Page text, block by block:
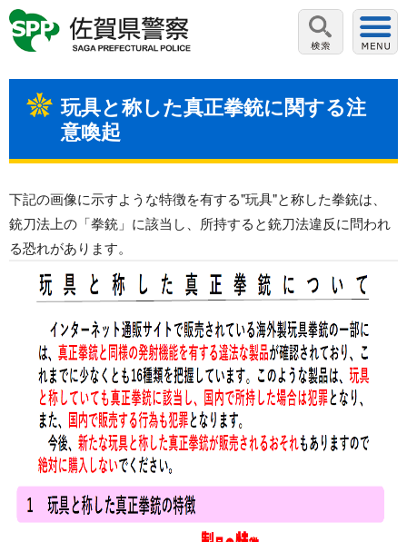
玩具と称した真正拳銃に関する注
意喚起
下記の画像に示すような特徴を有する"玩具"と称した拳銃は、
銃刀法上の「拳銃」に該当し、所持すると銃刀法違反に問われ
る恐れがあります。